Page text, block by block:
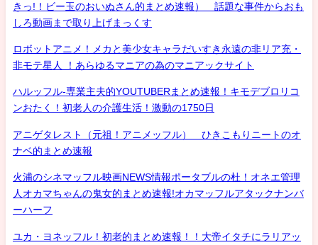
きっ!！ビー玉のおいぬさん的まとめ速報） 話題な事件からおも
しろ動画まで取り上げまっくす
ロボットアニメ！メカと美少女キャラだいすき永遠の非リア充・
非モテ星人 ！あらゆるマニアの為のマニアックサイト
ハルッフル-専業主夫的YOUTUBERまとめ速報！キモデブロリコ
ンおたく！初老人の介護生活！激動の1750日
アニゲタレスト（元祖！アニメッフル） ひきこもりニートのオ
ナベ的まとめ速報
火浦のシネマッフル映画NEWS情報ポータブルの杜！オネエ管理
人オカマちゃんの鬼女的まとめ速報!オカマッフルアタックナンバ
ーハーフ
ユカ・ヨネッフル！初老的まとめ速報！！大帝イタチにラリアッ